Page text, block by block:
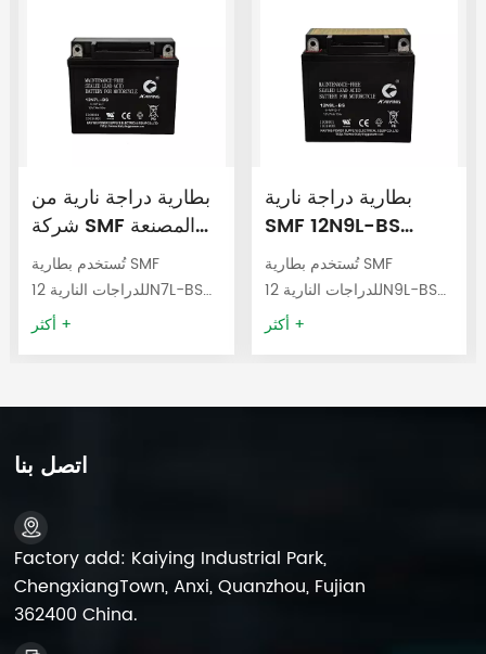
بطارية دراجة نارية من
شركة SMF المصنعة
الأصلية، طراز 12N7L-
BS، 12 فولت، 7 أمبير/
ساعة، 12N7L-BS
تُستخدم بطارية SMF
للدراجات النارية 12N7L-BS
12V7AH بشكل متكرر في
الدراجات النارية، والدراجات
الشاطئ، والدراجات الثلجية،
والمركبات المائية، ومعدات
الحدائق، والمحركات
الكهربائية، وما إلى ذلك.
أكثر +
بطارية دراجة نارية
SMF 12N9L-BS
12V9AH
تُستخدم بطارية SMF
للدراجات النارية 12N9L-BS
12V9AH بشكل متكرر في
الدراجات النارية، والدراجات
والمحركات الكهربائية، وما إلى
أكثر +
اتصل بنا
Factory add: Kaiying Industrial Park,
ChengxiangTown, Anxi, Quanzhou, Fujian
362400 China.